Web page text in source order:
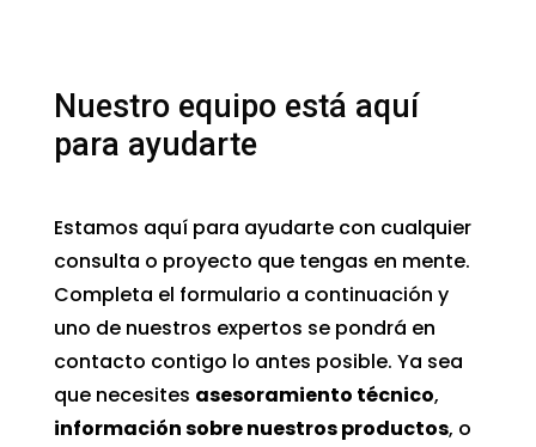
Nuestro equipo está aquí
para ayudarte
Estamos aquí para ayudarte con cualquier
consulta o proyecto que tengas en mente.
Completa el formulario a continuación y
uno de nuestros expertos se pondrá en
contacto contigo lo antes posible. Ya sea
que necesites asesoramiento técnico,
información sobre nuestros productos, o